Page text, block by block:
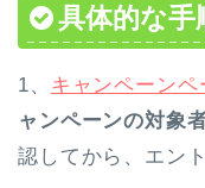
具体的な手
1、 キャンペーンペ
ャンペーンの対象
認してから、エン